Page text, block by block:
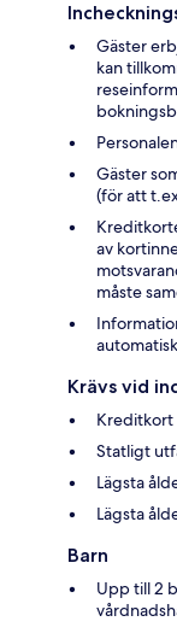
Gäster
kan
Gäster
(för att
av
måste
Krävs vid
Kreditkort
Statligt
Lägsta
Lägsta
Barn
Upp till 2